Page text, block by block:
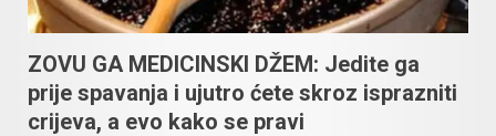
ZOVU GA MEDICINSKI DŽEM: Jedite ga
prije spavanja i ujutro ćete skroz isprazniti
crijeva, a evo kako se pravi